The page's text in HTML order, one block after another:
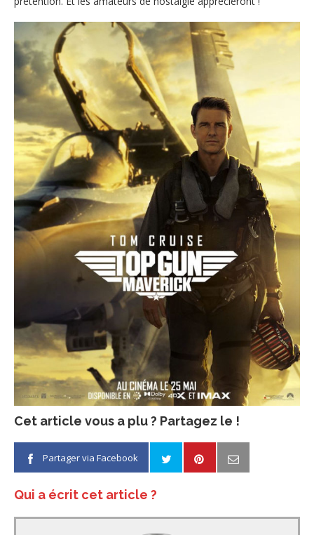
Cet article vous a plu ? Partagez le !
Partager via Facebook
Qui a écrit cet article ?